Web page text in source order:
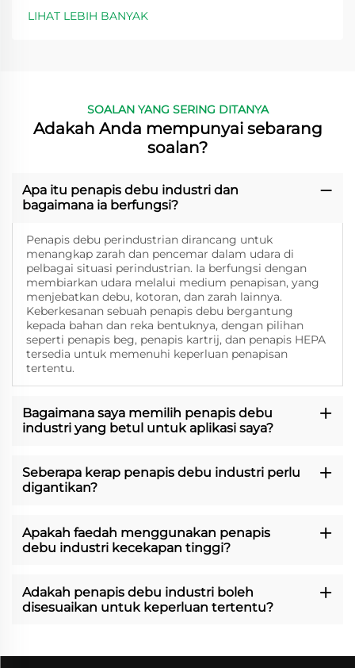
LIHAT LEBIH BANYAK
SOALAN YANG SERING DITANYA
Adakah Anda mempunyai sebarang
soalan?
Apa itu penapis debu industri dan
bagaimana ia berfungsi?
Penapis debu perindustrian dirancang untuk
menangkap zarah dan pencemar dalam udara di
pelbagai situasi perindustrian. Ia berfungsi dengan
membiarkan udara melalui medium penapisan, yang
menjebatkan debu, kotoran, dan zarah lainnya.
Keberkesanan sebuah penapis debu bergantung
kepada bahan dan reka bentuknya, dengan pilihan
seperti penapis beg, penapis kartrij, dan penapis HEPA
tersedia untuk memenuhi keperluan penapisan
tertentu.
Bagaimana saya memilih penapis debu
industri yang betul untuk aplikasi saya?
Seberapa kerap penapis debu industri perlu
digantikan?
Apakah faedah menggunakan penapis
debu industri kecekapan tinggi?
Adakah penapis debu industri boleh
disesuaikan untuk keperluan tertentu?